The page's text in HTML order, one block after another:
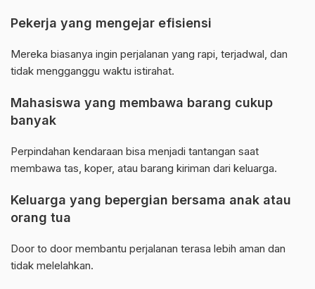
Pekerja yang mengejar efisiensi
Mereka biasanya ingin perjalanan yang rapi, terjadwal, dan
tidak mengganggu waktu istirahat.
Mahasiswa yang membawa barang cukup
banyak
Perpindahan kendaraan bisa menjadi tantangan saat
membawa tas, koper, atau barang kiriman dari keluarga.
Keluarga yang bepergian bersama anak atau
orang tua
Door to door membantu perjalanan terasa lebih aman dan
tidak melelahkan.